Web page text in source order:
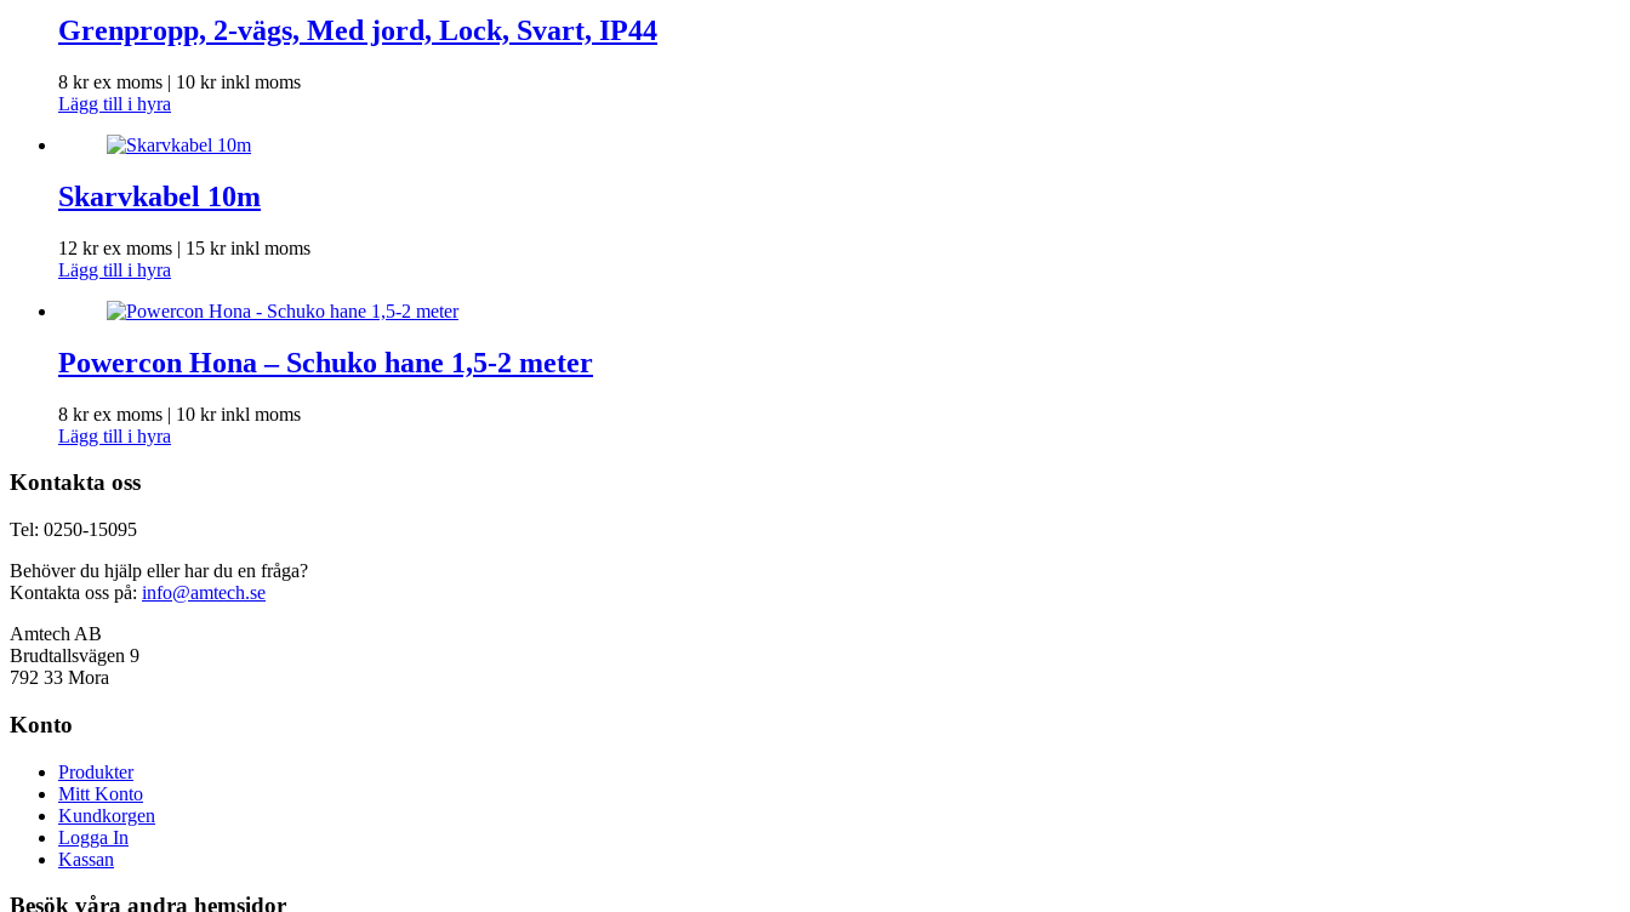
Grenpropp, 2-vägs, Med jord, Lock, Svart, IP44
8 krex moms | 10 krinkl moms
Lägg till i hyra
Skarvkabel 10m
12 krex moms | 15 krinkl moms
Lägg till i hyra
Powercon Hona – Schuko hane 1,5-2 meter
8 krex moms | 10 krinkl moms
Lägg till i hyra
Kontakta oss
Tel: 0250-15095
Behöver du hjälp eller har du en fråga?
Kontakta oss på: info@amtech.se
Amtech AB
Brudtallsvägen 9
792 33 Mora
Konto
Produkter
Mitt Konto
Kundkorgen
Logga In
Kassan
Besök våra andra hemsidor